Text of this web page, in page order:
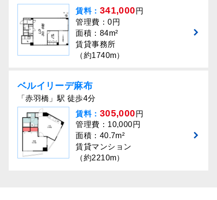
賃料： 341,000 円
管理費：0円
面積：84m²
賃貸事務所
（約1740m）
ベルイリーデ⿇布
「赤羽橋」駅 徒歩4分
賃料： 305,000 円
管理費：10,000円
面積：40.7m²
賃貸マンション
（約2210m）